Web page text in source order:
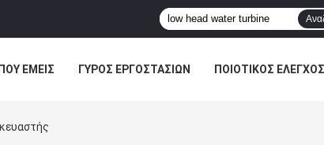
ΕΜΕΊΣ ΓΎΡΟΣ ΕΡΓΟΣΤΑΣΊΩΝ ΠΟΙΟΤΙΚΌΣ ΈΛΕΓΧΟΣ